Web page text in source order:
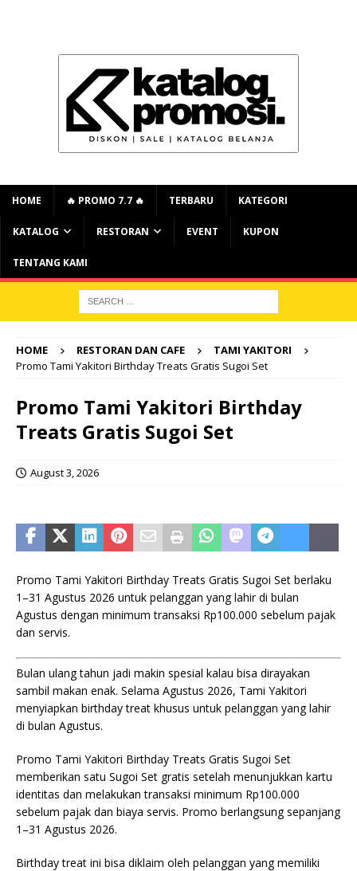
HOME 🔥 PROMO 7.7 🔥 TERBARU KATEGORI
KATALOG RESTORAN EVENT KUPON
TENTANG KAMI
HOME RESTORAN DAN CAFE
TAMI YAKITORI
Promo Tami Yakitori Birthday Treats Gratis Sugoi Set
Promo Tami Yakitori Birthday
Treats Gratis Sugoi Set
August 3, 2026
Promo Tami Yakitori Birthday Treats Gratis Sugoi Set berlaku
1–31 Agustus 2026 untuk pelanggan yang lahir di bulan
Agustus dengan minimum transaksi Rp100.000 sebelum pajak
dan servis.
Bulan ulang tahun jadi makin spesial kalau bisa dirayakan
sambil makan enak. Selama Agustus 2026, Tami Yakitori
menyiapkan birthday treat khusus untuk pelanggan yang lahir
di bulan Agustus.
Promo Tami Yakitori Birthday Treats Gratis Sugoi Set
memberikan satu Sugoi Set gratis setelah menunjukkan kartu
identitas dan melakukan transaksi minimum Rp100.000
sebelum pajak dan biaya servis. Promo berlangsung sepanjang
1–31 Agustus 2026.
Birthday treat ini bisa diklaim oleh pelanggan yang memiliki